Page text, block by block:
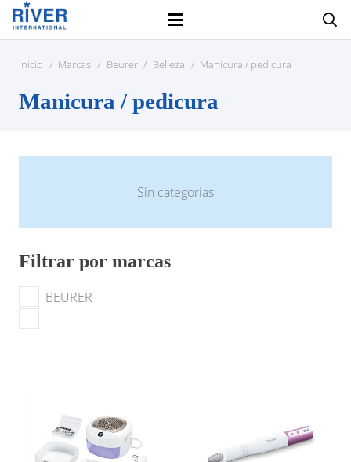
Inicio / Marcas / Beurer / Belleza / Manicura / pedicura
Manicura / pedicura
Sin categorías
Filtrar por marcas
BEURER